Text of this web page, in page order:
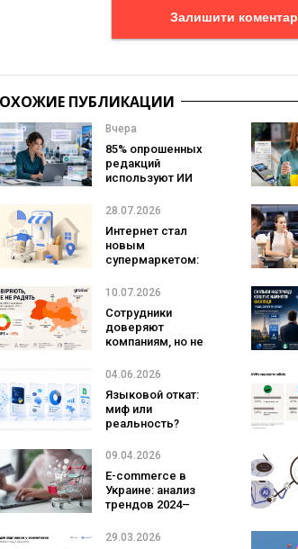
Залишити коментар
ПУБЛИКАЦИИ
Вчера
85% опрошенных
редакций
используют ИИ
текстов, но ни
имеет
соответствующей
стратегии —
MDF Research Lab
28.07.2026
Интернет стал
новым
супермаркетом:
чаще всего
году —
исследование
Хорошоп
10.07.2026
Сотрудники
доверяют
компаниям, но не
показатель eNPS
работодателей
составляет -15
04.06.2026
Языковой откат:
миф или
реальность?
newage
09.04.2026
E-commerce в
Украине: анализ
трендов 2024–
млн. заказов
29.03.2026